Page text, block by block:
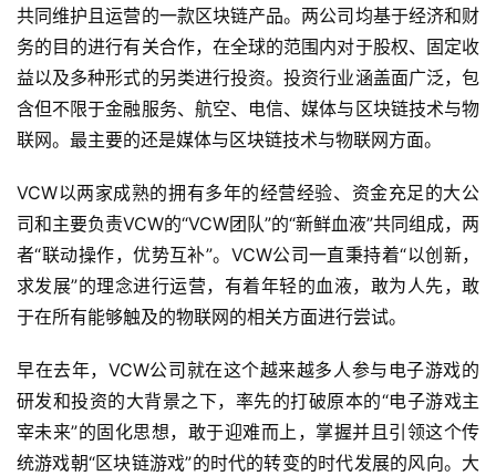
共同维护且运营的一款区块链产品。两公司均基于经济和财
务的目的进行有关合作，在全球的范围内对于股权、固定收
益以及多种形式的另类进行投资。投资行业涵盖面广泛，包
含但不限于金融服务、航空、电信、媒体与区块链技术与物
联网。最主要的还是媒体与区块链技术与物联网方面。
VCW以两家成熟的拥有多年的经营经验、资金充足的大公
司和主要负责VCW的“VCW团队”的“新鲜血液”共同组成，两
者“联动操作，优势互补”。VCW公司一直秉持着“以创新，
求发展”的理念进行运营，有着年轻的血液，敢为人先，敢
于在所有能够触及的物联网的相关方面进行尝试。
早在去年，VCW公司就在这个越来越多人参与电子游戏的
研发和投资的大背景之下，率先的打破原本的“电子游戏主
宰未来”的固化思想，敢于迎难而上，掌握并且引领这个传
统游戏朝“区块链游戏”的时代的转变的时代发展的风向。大